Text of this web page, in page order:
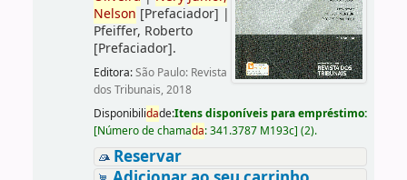
Nelson [Prefaciador] |
Pfeiffer, Roberto
[Prefaciador].
Editora:São Paulo: Revista
dos Tribunais, 2018
Disponibilidade:Itens disponíveis para empréstimo:
[Número de chamada:341.3787 M193c] (2).
Reservar